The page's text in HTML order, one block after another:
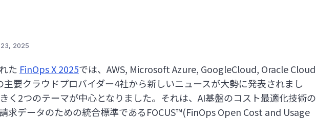
2025
た FinOps X 2025では、AWS, Microsoft Azure, GoogleCloud, Oracle Cloud
要クラウドプロバイダー4社から新しいニュースが大勢に発表されまし
く2つのテーマが中心となりました。それは、AI基盤のコスト最適化技術の
求データのための統合標準であるFOCUS™(FinOps Open Cost and Usage